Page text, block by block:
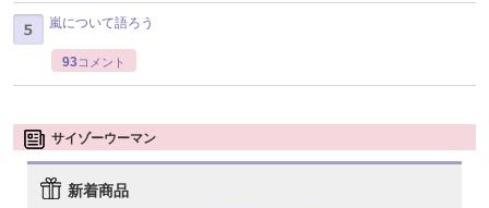
嵐について語ろう
93コメント
サイゾーウーマン
新着商品